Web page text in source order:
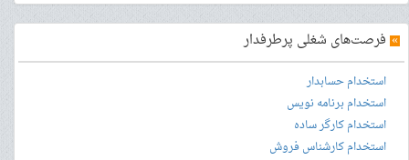
» فرصت‌های شغلی پرطرفدار
استخدام حسابدار
استخدام برنامه نویس
استخدام کارگر ساده
استخدام کارشناس فروش